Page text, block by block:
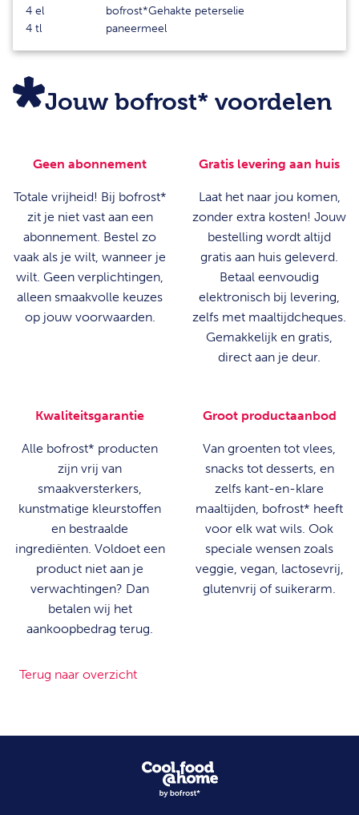
4 el
bofrost*Gehakte peterselie
4 tl paneermeel
Jouw bofrost* voordelen
Geen abonnement
Totale vrijheid! Bij bofrost*
zit je niet vast aan een
abonnement. Bestel zo
vaak als je wilt, wanneer je
wilt. Geen verplichtingen,
alleen smaakvolle keuzes
op jouw voorwaarden.
Gratis levering aan huis
Laat het naar jou komen,
zonder extra kosten! Jouw
bestelling wordt altijd
gratis aan huis geleverd.
Betaal eenvoudig
elektronisch bij levering,
zelfs met maaltijdcheques.
Gemakkelijk en gratis,
direct aan je deur.
Kwaliteitsgarantie
Alle bofrost* producten
zijn vrij van
smaakversterkers,
kunstmatige kleurstoffen
en bestraalde
ingrediënten. Voldoet een
product niet aan je
verwachtingen? Dan
betalen wij het
aankoopbedrag terug.
Groot productaanbod
Van groenten tot vlees,
snacks tot desserts, en
zelfs kant-en-klare
maaltijden, bofrost* heeft
voor elk wat wils. Ook
speciale wensen zoals
veggie, vegan, lactosevrij,
glutenvrij of suikerarm.
Terug naar overzicht